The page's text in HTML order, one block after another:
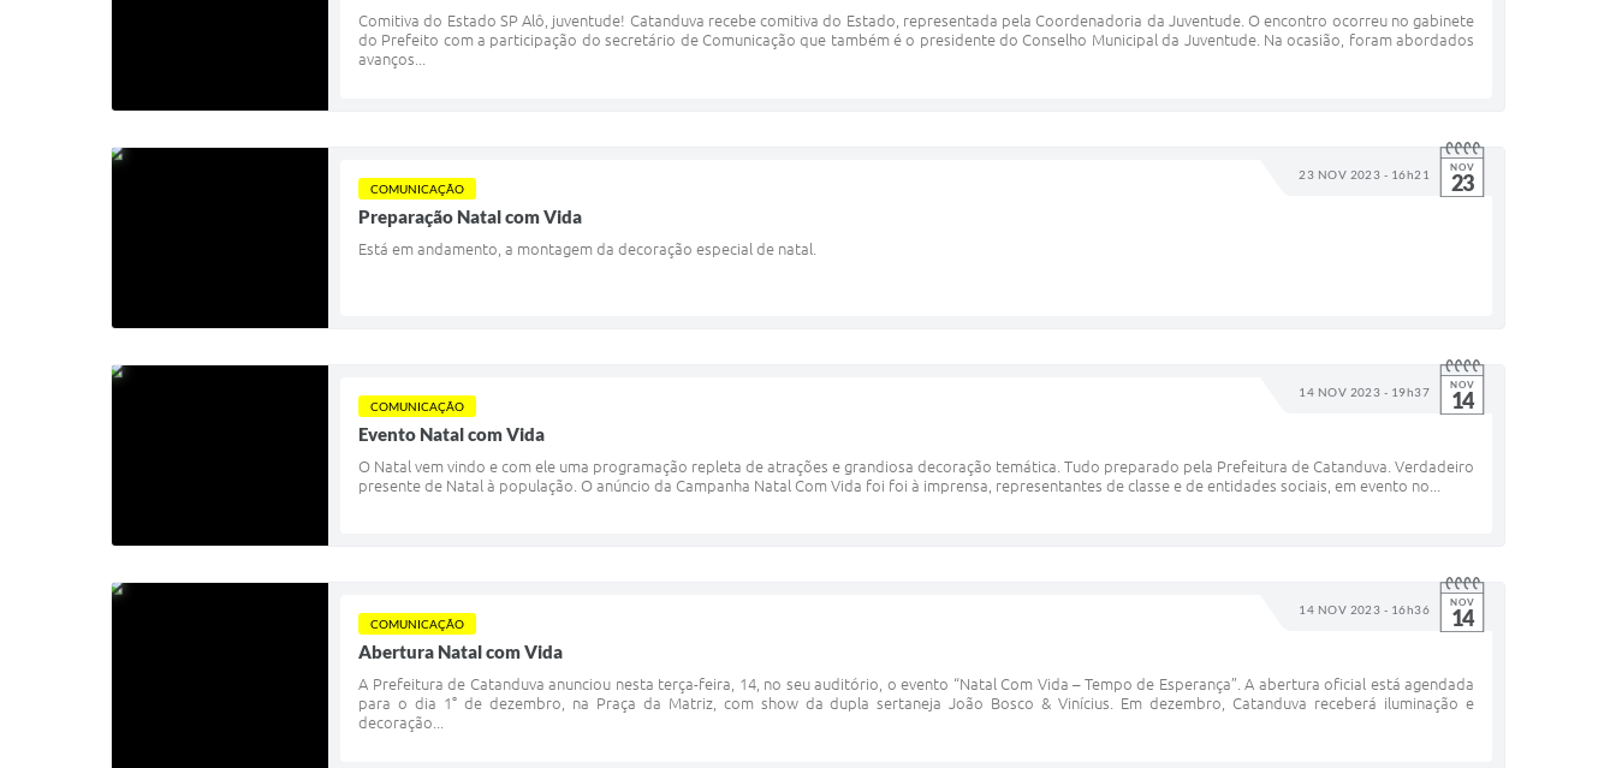
Comitiva do Estado SP Alô, juventude! Catanduva recebe comitiva do Estado, representada pela Coordenadoria da Juventude. O encontro ocorreu no gabinete
do Prefeito com a participação do secretário de Comunicação que também é o presidente do Conselho Municipal da Juventude. Na ocasião, foram abordados
avanços...
23 NOV 2023 - 16h21 NOV
23
COMUNICAÇÃO
Preparação Natal com Vida
Está em andamento, a montagem da decoração especial de natal.
14 NOV 2023 - 19h37 NOV
14
COMUNICAÇÃO
Evento Natal com Vida
O Natal vem vindo e com ele uma programação repleta de atrações e grandiosa decoração temática. Tudo preparado pela Prefeitura de Catanduva. Verdadeiro
presente de Natal à população. O anúncio da Campanha Natal Com Vida foi foi à imprensa, representantes de classe e de entidades sociais, em evento no...
14 NOV 2023 - 16h36 NOV
14
COMUNICAÇÃO
Abertura Natal com Vida
A Prefeitura de Catanduva anunciou nesta terça-feira, 14, no seu auditório, o evento “Natal Com Vida – Tempo de Esperança”. A abertura oficial está agendada
para o dia 1° de dezembro, na Praça da Matriz, com show da dupla sertaneja João Bosco & Vinícius. Em dezembro, Catanduva receberá iluminação e
decoração...